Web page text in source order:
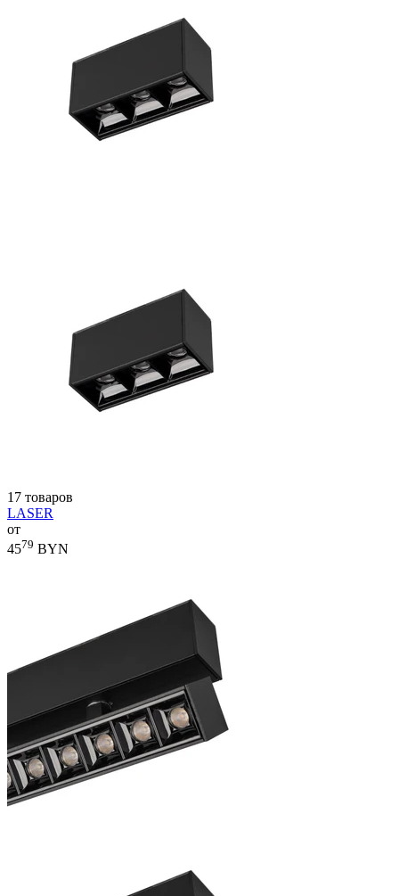
17 товаров
LASER
от
4579 BYN